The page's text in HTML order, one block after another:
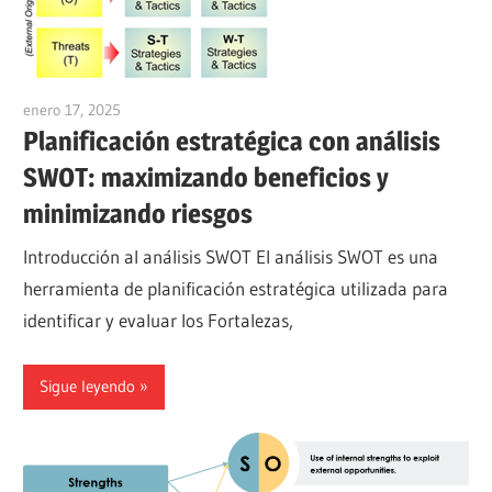
enero 17, 2025
Planificación estratégica con análisis
SWOT: maximizando beneficios y
minimizando riesgos
Introducción al análisis SWOT El análisis SWOT es una
herramienta de planificación estratégica utilizada para
identificar y evaluar los Fortalezas,
Sigue leyendo